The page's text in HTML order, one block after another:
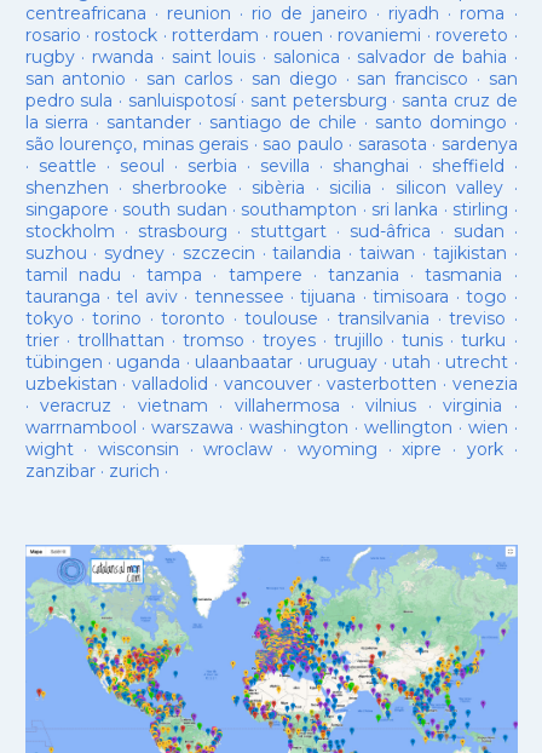
centreafricana · reunion · rio de janeiro · riyadh · roma ·
rosario · rostock · rotterdam · rouen · rovaniemi · rovereto ·
rugby· rwanda · saint louis · salonica · salvador de bahia ·
san antonio · san carlos· san diego · san francisco · san
pedro sula · sanluispotosí· sant petersburg · santa cruz de
la sierra · santander · santiago de chile · santo domingo ·
são lourenço, minas gerais · sao paulo · sarasota · sardenya
· seattle · seoul · serbia · sevilla · shanghai · sheffield ·
shenzhen · sherbrooke · sibèria · sicilia · silicon valley ·
singapore · south sudan · southampton · sri lanka · stirling ·
stockholm · strasbourg · stuttgart· sud-âfrica · sudan ·
suzhou · sydney · szczecin ·tailandia ·taiwan · tajikistan ·
tamil nadu ·tampa · tampere · tanzania ·tasmania ·
tauranga ·tel aviv· tennessee ·tijuana ·timisoara ·togo ·
tokyo ·torino ·toronto ·toulouse ·transilvania ·treviso ·
trier· trollhattan · tromso · troyes·trujillo ·tunis ·turku ·
tübingen · uganda · ulaanbaatar · uruguay · utah · utrecht ·
uzbekistan · valladolid · vancouver· vasterbotten · venezia
· veracruz · vietnam · villahermosa ·vilnius ·virginia ·
warrnambool ·warszawa ·washington · wellington · wien ·
wight· wisconsin ·wroclaw · wyoming ·xipre · york·
zanzibar· zurich ·